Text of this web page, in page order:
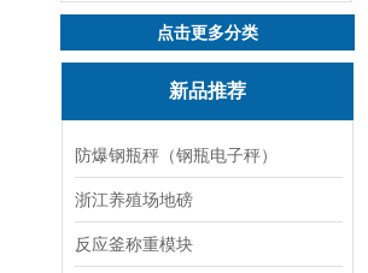
点击更多分类
新品推荐
防爆钢瓶秤（钢瓶电子秤）
浙江养殖场地磅
反应釜称重模块